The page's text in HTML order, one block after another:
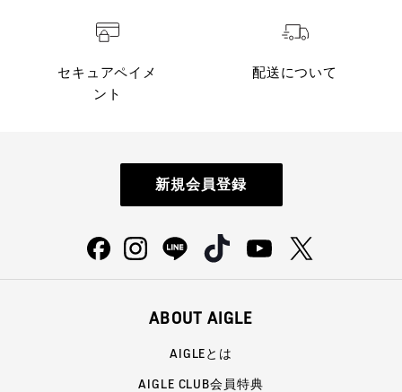
セキュアペイメ
ント
配送について
新規会員登録
ABOUT AIGLE
AIGLEとは
AIGLE CLUB会員特典